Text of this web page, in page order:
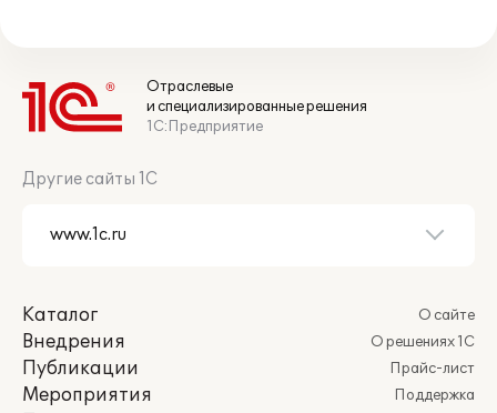
Отраслевые
и специализированные решения
1С:Предприятие
Другие сайты 1С
Каталог
Внедрения
Публикации
Мероприятия
О сайте
О решениях 1С
Прайс-лист
Поддержка